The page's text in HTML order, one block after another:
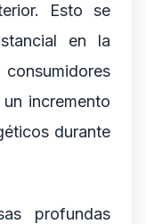
Esto se
en la
incremento
durante
profundas